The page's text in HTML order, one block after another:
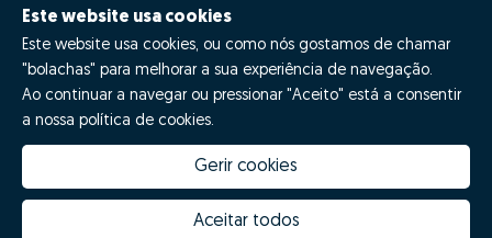
Este website usa cookies
Este website usa cookies, ou como nós gostamos de chamar
"bolachas" para melhorar a sua experiência de navegação.
Ao continuar a navegar ou pressionar "Aceito" está a consentir
a nossa política de cookies.
Gerir cookies
Aceitar todos